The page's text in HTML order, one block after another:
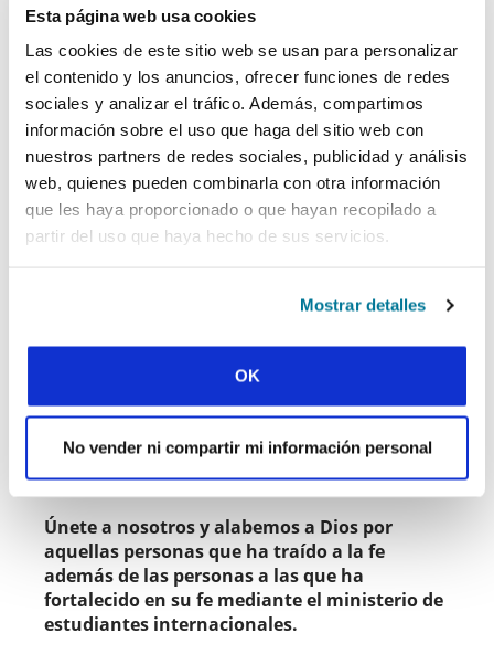
Esta página web usa cookies
Las cookies de este sitio web se usan para personalizar
el contenido y los anuncios, ofrecer funciones de redes
sociales y analizar el tráfico. Además, compartimos
información sobre el uso que haga del sitio web con
nuestros partners de redes sociales, publicidad y análisis
web, quienes pueden combinarla con otra información
que les haya proporcionado o que hayan recopilado a
partir del uso que haya hecho de sus servicios.
Mostrar detalles
OK
No vender ni compartir mi información personal
Ha compartido su experiencia con nosotros:
“En los últimos 3 años, FOCUS me ha ayudado a
madurar en Cristo. Antes de venir a FOCUS era
cristiana, pero no abría la Biblia. Escuché una
enseñanza bíblica clara en la reunión pública de
FOCUS y en los grupos de estudio bíblico.
Siempre abrían la Biblia conmigo cuando hacía
preguntas. Me ayudaron a comprender la
importancia que tiene que un cristiano abra la
seguidora de Jesús sin conocer a Cristo
todo. Pude ver el poder de Dios que levantó a
Jesús de entre los muertos y su amor por mí,
Dios, más firme es mi determinación por seguir
a Jesús, y sé realmente que Él es mi Señor.”
Únete a nosotros y alabemos a Dios por
aquellas personas que ha traído a la fe
además de las personas a las que ha
fortalecido en su fe mediante el ministerio de
estudiantes internacionales.